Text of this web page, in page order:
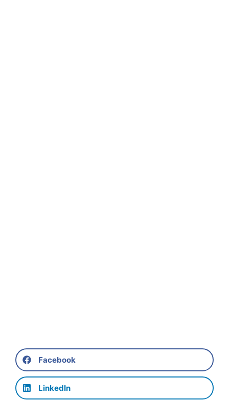
Facebook
LinkedIn